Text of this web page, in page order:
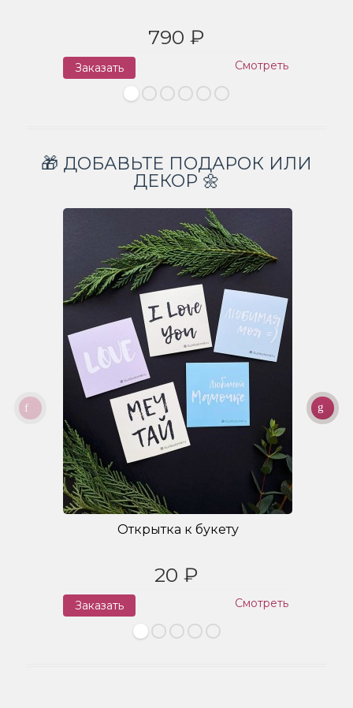
790 ₽
Заказать Смотреть
🎁 ДОБАВЬТЕ ПОДАРОК ИЛИ
ДЕКОР 🌼
Открытка к букету
20 ₽
Заказать Смотреть